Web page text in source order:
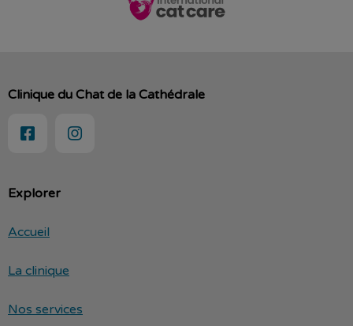
Explorer
Accueil
La clinique
Nos services
Clinique du Chat de la Cathédrale